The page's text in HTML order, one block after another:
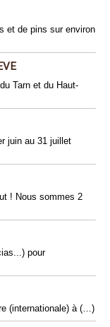
et de pins sur environ
Tarn et du Haut-
juin au 31 juillet
! Nous sommes 2
pour
(internationale) à (…)